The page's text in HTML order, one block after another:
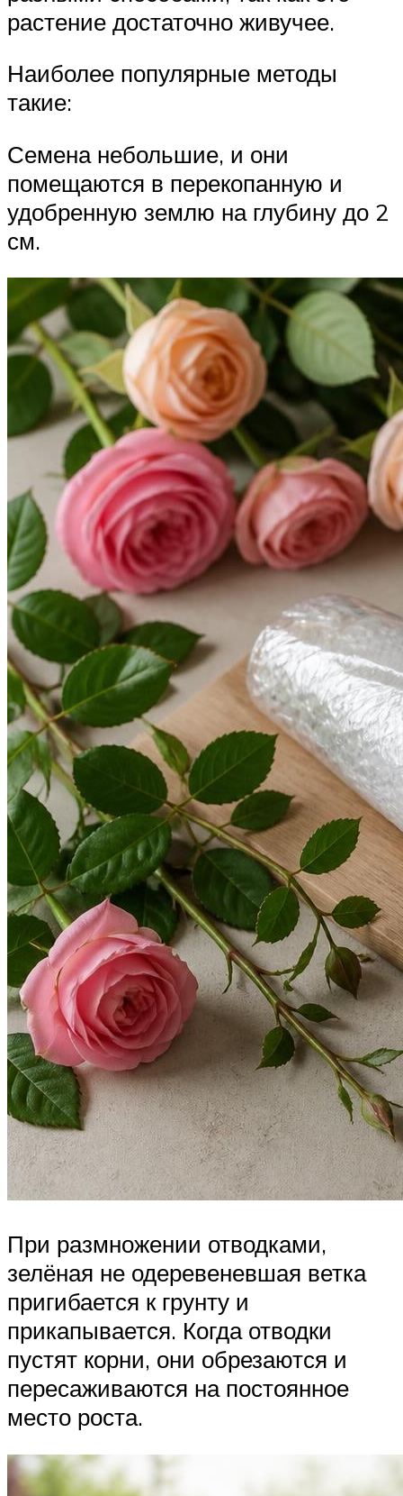
растение достаточно живучее.
Наиболее популярные методы
такие:
Семена небольшие, и они
помещаются в перекопанную и
удобренную землю на глубину до 2
см.
При размножении отводками,
зелёная не одеревеневшая ветка
пригибается к грунту и
прикапывается. Когда отводки
пустят корни, они обрезаются и
пересаживаются на постоянное
место роста.